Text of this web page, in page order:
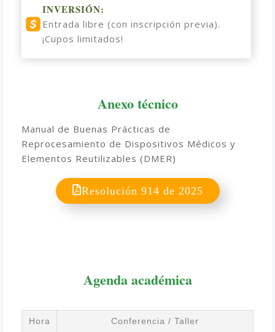
INVERSIÓN:
Entrada libre (con inscripción previa).
¡Cupos limitados!
Anexo técnico
Manual de Buenas Prácticas de
Reprocesamiento de Dispositivos Médicos y
Elementos Reutilizables (DMER)
Resolución 914 de 2025
Agenda académica
Hora Conferencia / Taller